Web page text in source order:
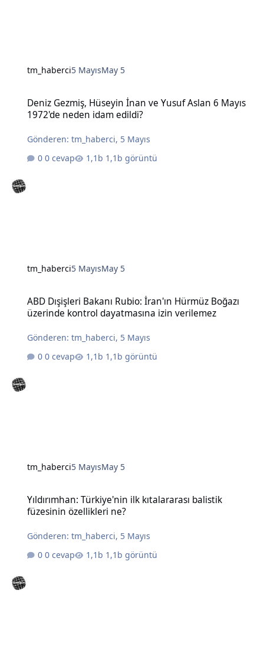
tm_haberci5 MayısMay 5
Deniz Gezmiş, Hüseyin İnan ve Yusuf Aslan 6 Mayıs
1972'de neden idam edildi?
Gönderen:tm_haberci, 5 Mayıs
0 cevap
1,1b görüntü
tm_haberci5 MayısMay 5
ABD Dışişleri Bakanı Rubio: İran'ın Hürmüz Boğazı
üzerinde kontrol dayatmasına izin verilemez
Gönderen:tm_haberci, 5 Mayıs
0 cevap
1,1b görüntü
tm_haberci5 MayısMay 5
Yıldırımhan: Türkiye'nin ilk kıtalararası balistik
füzesinin özellikleri ne?
Gönderen:tm_haberci, 5 Mayıs
0 cevap
1,1b görüntü